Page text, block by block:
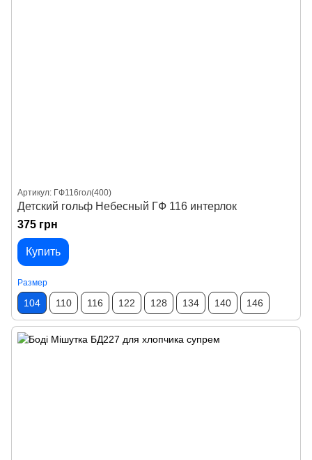
Артикул: ГФ116гол(400)
Детский гольф Небесный ГФ 116 интерлок
375 грн
Купить
Размер
104 110 116 122 128 134 140 146